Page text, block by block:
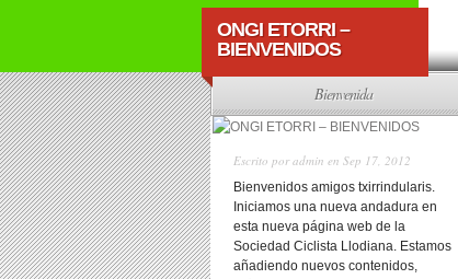
Bienvenida
ONGI ETORRI –
BIENVENIDOS
Escrito poradmin en Sep 17, 2012
Bienvenidos amigos txirrindularis.
Iniciamos una nueva andadura en
esta nueva página web de la
Sociedad Ciclista Llodiana. Estamos
añadiendo nuevos contenidos,